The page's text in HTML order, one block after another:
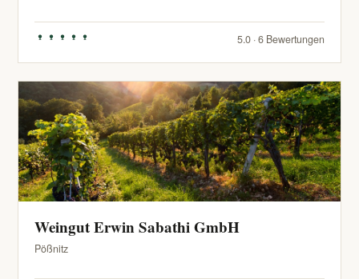
5.0 · 6 Bewertungen
Weingut Erwin Sabathi GmbH
Pößnitz